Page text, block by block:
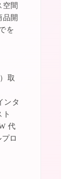
空間
品開
を
取
ンタ
ト
代
ロ